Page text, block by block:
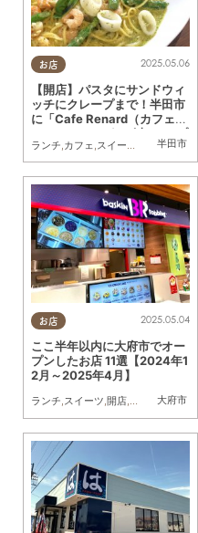
お店
半田市
2025.05.06
【開店】パスタにサンドウィ
ッチにクレープまで！半田市
に「Cafe Renard（カフェ
ルナール）」が1/7(火)オープ
ン
ランチ カフェ スイーツ 開店
お店
大府市
2025.05.04
ここ半年以内に大府市でオー
プンしたお店 11選【2024年1
2月～2025年4月】
ランチ,スイーツ,開店,まとめ記事,家族